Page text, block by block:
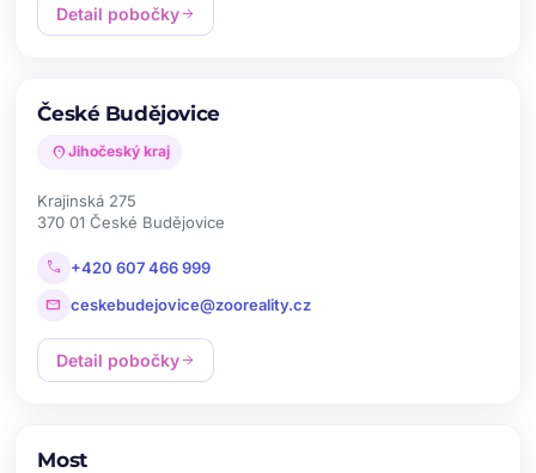
Detail pobočkyarrow_forward
České Budějovice
location_on Jihočeský kraj
Krajinská 275
370 01 České Budějovice
call +420 607 466 999
mail ceskebudejovice@zooreality.cz
Detail pobočkyarrow_forward
Most